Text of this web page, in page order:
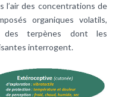
l’air des concentrations de
organiques volatils,
terpènes dont les
interrogent.